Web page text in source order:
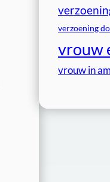
verzoening
vrouw
vrouw in